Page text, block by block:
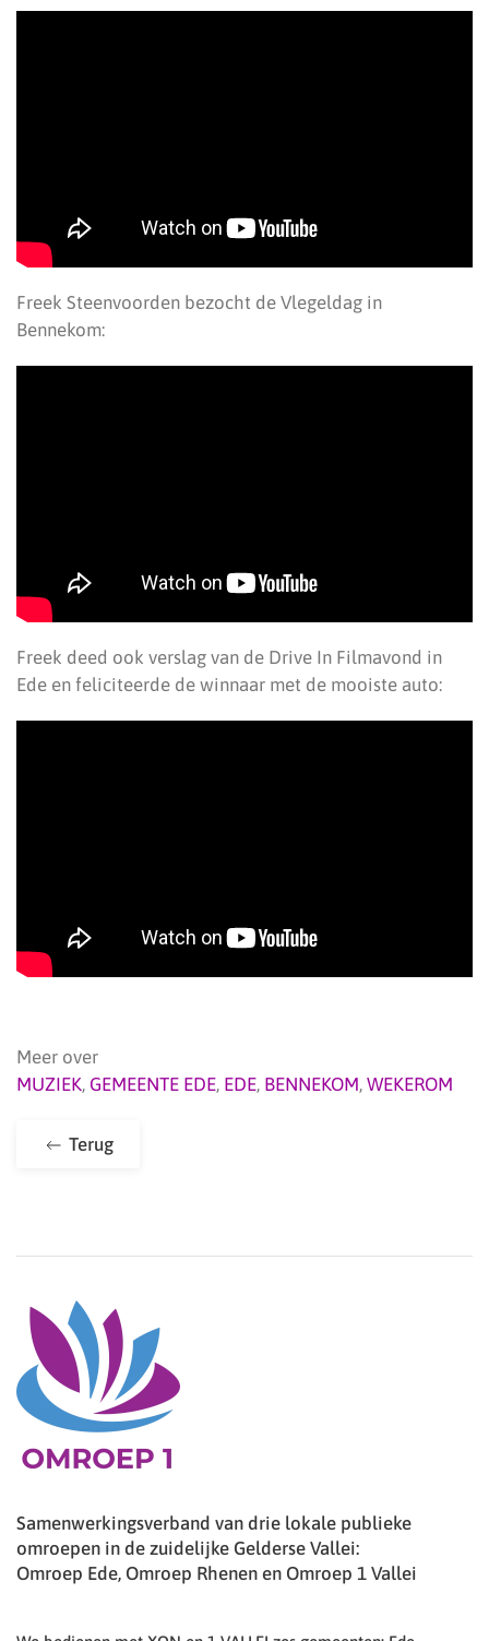
Freek Steenvoorden bezocht de Vlegeldag in
Bennekom:
Freek deed ook verslag van de Drive In Filmavond in
Ede en feliciteerde de winnaar met de mooiste auto:
Meer over
MUZIEK, GEMEENTE EDE, EDE, BENNEKOM, WEKEROM
Terug
Samenwerkingsverband van drie lokale publieke
omroepen in de zuidelijke Gelderse Vallei:
Omroep Ede, Omroep Rhenen en Omroep 1 Vallei